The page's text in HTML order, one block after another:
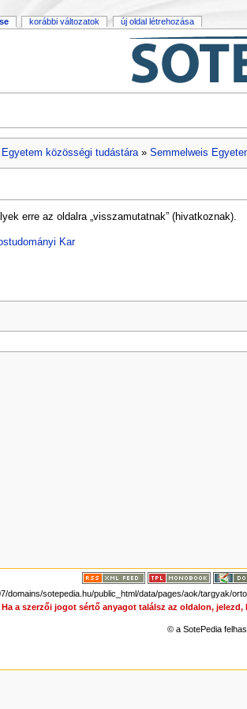
közösségi tudástára» Semmelweis
erre az oldalra „visszamutatnak” (hivatkoznak).
Kar
korábbi változatok új oldal létrehozása
domains/sotepedia.hu/public_html/data/pages/aok/targyak/
Ha a szerzői jogot sértő anyagot találsz az oldalon,
© a SotePedia